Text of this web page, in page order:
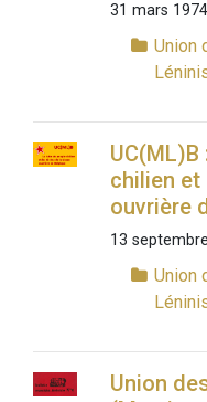
31 mars 1974
Union
chilien et
ouvrière
13
Union
Union